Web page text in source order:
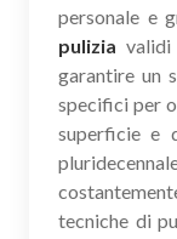
personale e
pulizia validi
garantire un
specifici per
superficie e
tecniche di